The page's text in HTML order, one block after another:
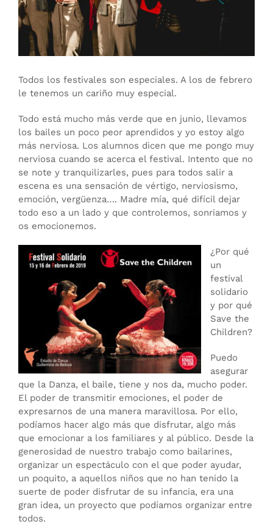
Todos los festivales son especiales. A los de febrero
le tenemos un cariño muy especial.
Todo está mucho más verde que en junio, llevamos
los bailes un poco peor aprendidos y yo estoy algo
más nerviosa. Los alumnos dicen que me pongo muy
nerviosa cuando se acerca el festival. Intento que no
se note y tranquilizarles, pues para todos salir a
escena es una sensación de vértigo, nerviosismo,
emoción, vergüenza…. Madre mía, qué difícil dejar
todo eso a un lado y que controlemos, sonriamos y
os emocionemos.
¿Por qué
un
festival
solidario
y por qué
Save the
Children?
Puedo
asegurar
que la Danza, el baile, tiene y nos da, mucho poder.
El poder de transmitir emociones, el poder de
expresarnos de una manera maravillosa. Por ello,
podíamos hacer algo más que disfrutar, algo más
que emocionar a los familiares y al público. Desde la
generosidad de nuestro trabajo como bailarines,
organizar un espectáculo con el que poder ayudar,
un poquito, a aquellos niños que no han tenido la
suerte de poder disfrutar de su infancia, era una
gran idea, un proyecto que podíamos organizar entre
todos.